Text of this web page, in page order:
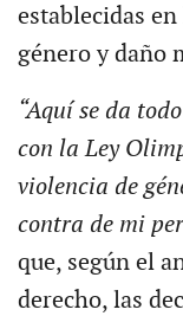
establecidas
género y daño
“Aquí se da
con la Ley
violencia de
contra de mi
que, según el
derecho, las